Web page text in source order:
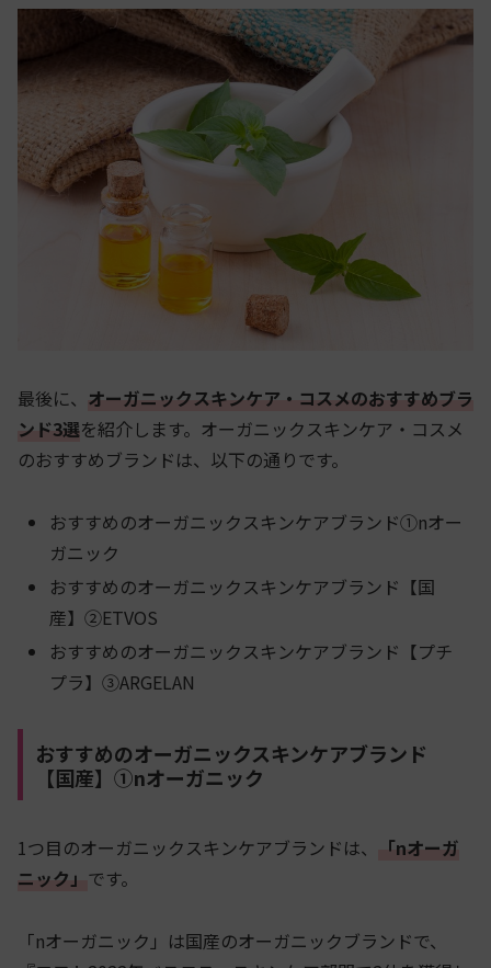
最後に、 オーガニックスキンケア・コスメのおすすめブラ
ンド3選を紹介します。オーガニックスキンケア・コスメ
のおすすめブランドは、以下の通りです。
おすすめのオーガニックスキンケアブランド①nオー
ガニック
おすすめのオーガニックスキンケアブランド【国
産】②ETVOS
おすすめのオーガニックスキンケアブランド【プチ
プラ】③ARGELAN
おすすめのオーガニックスキンケアブランド
【国産】①nオーガニック
1つ目のオーガニックスキンケアブランドは、
「nオーガ
ニック」 です。
「nオーガニック」は国産のオーガニックブランドで、